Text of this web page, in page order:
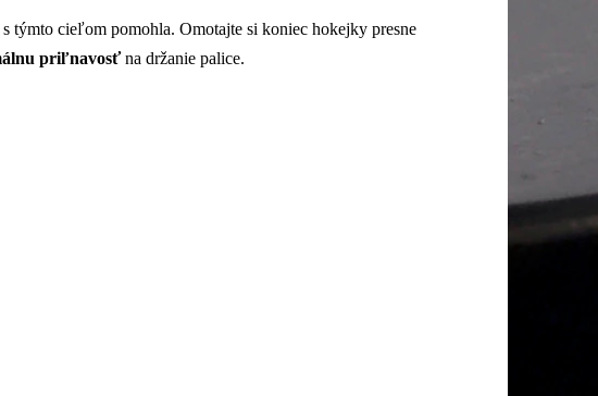
týmto cieľom pomohla. Omotajte si koniec hokejky presne
priľnavosťna držanie palice.